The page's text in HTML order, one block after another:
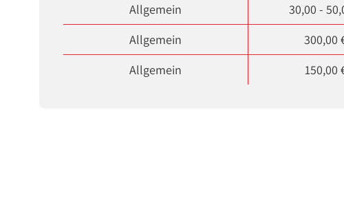
Allgemein
30,00 -
Allgemein
300,00
Allgemein
150,00